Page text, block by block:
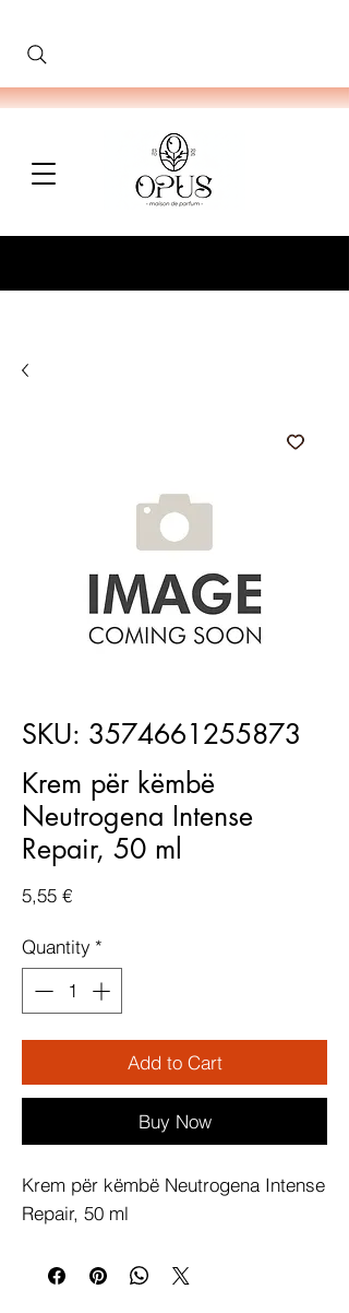
SKU: 3574661255873
Krem për këmbë
Neutrogena Intense
Repair, 50 ml
5,55 €Price
Quantity *
Add to Cart
Buy Now
Krem për këmbë Neutrogena Intense
Repair, 50 ml